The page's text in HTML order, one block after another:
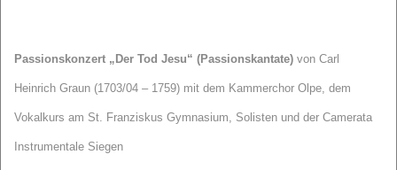
Passionskonzert „Der Tod Jesu“ (Passionskantate) von Carl
Heinrich Graun (1703/04 – 1759) mit dem Kammerchor Olpe, dem
Vokalkurs am St. Franziskus Gymnasium, Solisten und der Camerata
Instrumentale Siegen